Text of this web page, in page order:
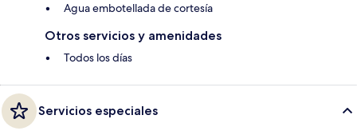
Agua embotellada de cortesía
Otros servicios y amenidades
Todos los días
Servicios especiales